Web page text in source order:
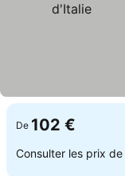
De 102 €
Consulter les prix de